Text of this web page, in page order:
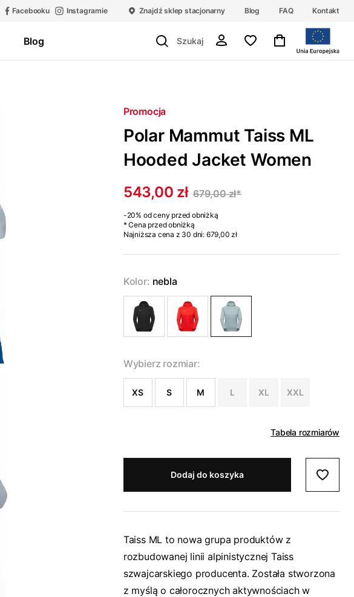
Facebooku Instagramie Znajdź sklep stacjonarny Blog FAQ Kontakt
Blog
Promocja
Polar Mammut Taiss ML
Hooded Jacket Women
543,00 zł 679,00 zł*
-20% od ceny przed obniżką
* Cena przed obniżką
Najniższa cena z 30 dni: 679,00 zł
Kolor: nebla
Wybierz rozmiar:
XS S M L XL XXL
Tabela rozmiarów
Dodaj do koszyka
Taiss ML to nowa grupa produktów z
rozbudowanej linii alpinistycznej Taiss
szwajcarskiego producenta. Została stworzona
z myślą o całorocznych aktywnościach w